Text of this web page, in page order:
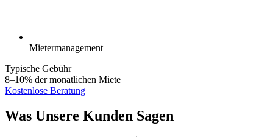
Mietermanagement
Typische Gebühr
8–10% der monatlichen Miete
Kostenlose Beratung
Was Unsere Kunden Sagen